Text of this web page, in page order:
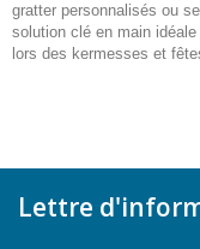
gratter personnalisés ou
solution clé en main
lors des kermesses et
Lettre